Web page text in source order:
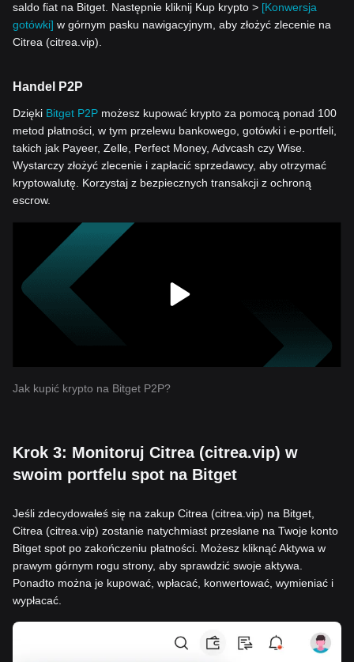
saldo fiat na Bitget. Następnie kliknij Kup krypto > [Konwersja
gotówki] w górnym pasku nawigacyjnym, aby złożyć zlecenie na
Citrea (citrea.vip).
Handel P2P
Dzięki Bitget P2P możesz kupować krypto za pomocą ponad 100
metod płatności, w tym przelewu bankowego, gotówki i e-portfeli,
takich jak Payeer, Zelle, Perfect Money, Advcash czy Wise.
Wystarczy złożyć zlecenie i zapłacić sprzedawcy, aby otrzymać
kryptowalutę. Korzystaj z bezpiecznych transakcji z ochroną
escrow.
Jak kupić krypto na Bitget P2P?
Krok 3: Monitoruj Citrea (citrea.vip) w
swoim portfelu spot na Bitget
Jeśli zdecydowałeś się na zakup Citrea (citrea.vip) na Bitget,
Citrea (citrea.vip) zostanie natychmiast przesłane na Twoje konto
Bitget spot po zakończeniu płatności. Możesz kliknąć Aktywa w
prawym górnym rogu strony, aby sprawdzić swoje aktywa.
Ponadto można je kupować, wpłacać, konwertować, wymieniać i
wypłacać.